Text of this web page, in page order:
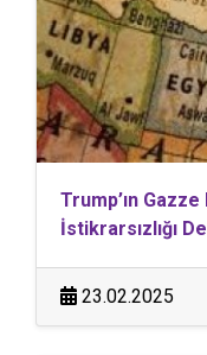
Trump’ın Gazze
İstikrarsızlığı
23.02.2025